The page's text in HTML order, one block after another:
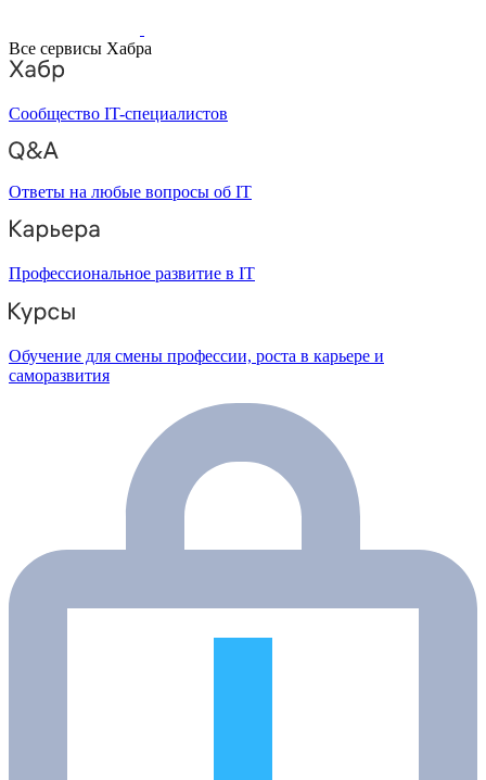
Все сервисы Хабра
Сообщество IT-специалистов
Ответы на любые вопросы об IT
Профессиональное развитие в IT
Обучение для смены профессии, роста в карьере и
саморазвития